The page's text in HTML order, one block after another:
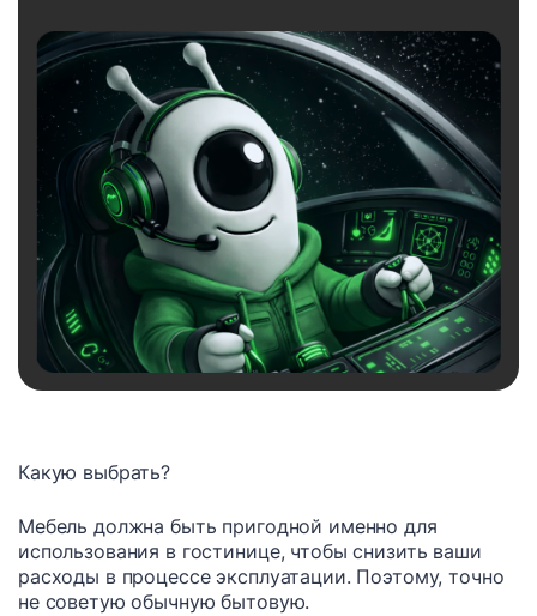
Какую выбрать?
Мебель должна быть пригодной именно для
использования в гостинице, чтобы снизить ваши
расходы в процессе эксплуатации. Поэтому, точно
не советую обычную бытовую.